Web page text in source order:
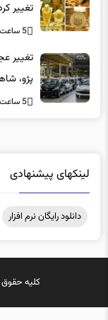
تغییر
5 ساعت پیش
تغییر
پژو،
5 ساعت پیش
لینکهای پیشنهادی
دانلود رایگان نرم افزار
کلیه حقوق